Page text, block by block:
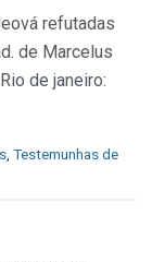
refutadas
de Marcelus
de janeiro:
Testemunhas de